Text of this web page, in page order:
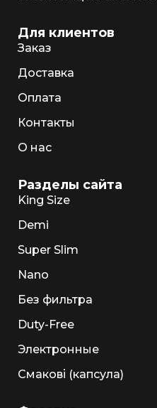
Для клиентов
Заказ
Доставка
Оплата
Контакты
О нас
Разделы сайта
King Size
Demi
Super Slim
Nano
Без фильтра
Duty-Free
Электронные
Смакові (капсула)